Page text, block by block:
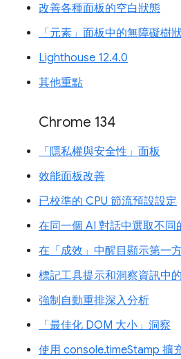
改善各種面板的空白狀態
「元素」面板中的無障礙樹
Lighthouse 12.4.0
其他重點
Chrome 134
「隱私權與安全性」面板
效能面板改善
已校準的 CPU 節流預設設定
在同一個 AI 對話中選取不同
在「成效」中醒目顯示第一
標記工具提示和洞察資訊中
強制自動重排深入分析
「最佳化 DOM 大小」洞察
使用 console.timeStamp 擴